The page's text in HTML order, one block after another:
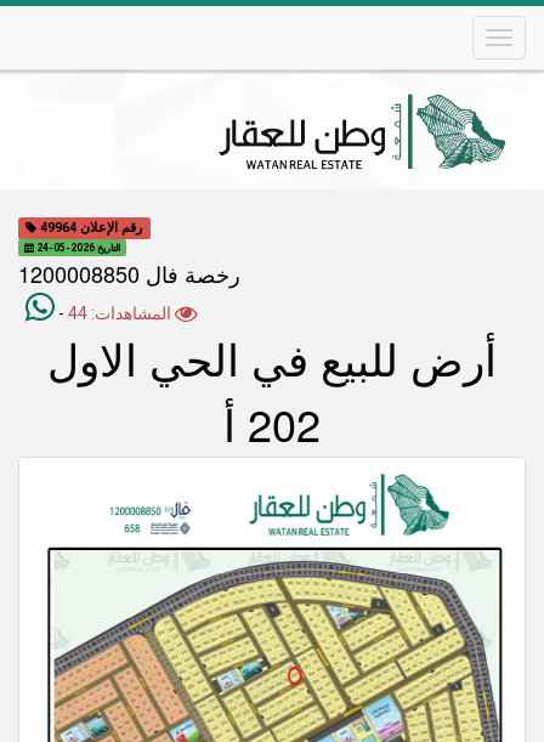
Skip
رقم الإعلان 49964
التاريخ 2026-05-24
رخصة فال 1200008850
-
أرض للبيع في الحي الاول
202 أ